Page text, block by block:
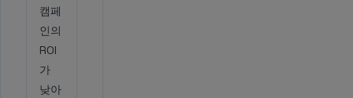
캠페
인의
ROI
가
낮아